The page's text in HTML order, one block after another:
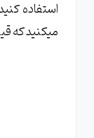
استفاده
میکنید که قیمتی